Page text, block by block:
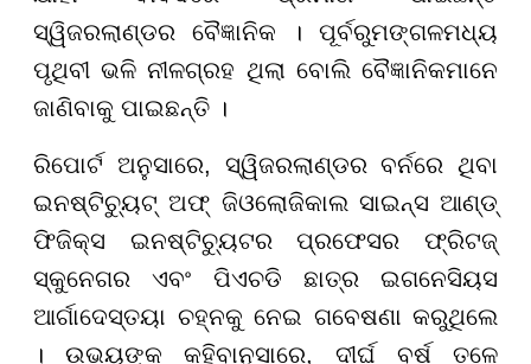
ସ୍ୱିଜରଲାଣ୍ଡର ବୈଜ୍ଞାନିକ । ପୂର୍ବରୁମଙ୍ଗଳମଧ୍ୟ
ପୃଥିବୀ ଭଳି ନୀଳଗ୍ରହ ଥିଲା ବୋଲି ବୈଜ୍ଞାନିକମାନେ
ଜାଣିବାକୁ ପାଇଛନ୍ତି ।
ରିପୋର୍ଟ ଅନୁସାରେ, ସ୍ୱିଜରଲାଣ୍ଡର ବର୍ନରେ ଥିବା
ଇନଷ୍ଟିଚ୍ୟୁଟ୍ ଅଫ୍ ଜିଓଲୋଜିକାଲ ସାଇନ୍ସ ଆଣ୍ଡ୍
ଫିଜିକ୍ସ ଇନଷ୍ଟିଚ୍ୟୁଟର ପ୍ରଫେସର ଫ୍ରିଟଜ୍
ସ୍କୁନେଗର ଏବଂ ପିଏଚଡି ଛାତ୍ର ଇଗନେସିୟସ
ଆର୍ଗାଦେସ୍ତୟା ଚହ୍ନକୁ ନେଇ ଗବେଷଣା କରୁଥିଲେ
। ଉଭୟଙ୍କ କହିବାନୁସାରେ, ଦୀର୍ଘ ବର୍ଷ ତଳେ